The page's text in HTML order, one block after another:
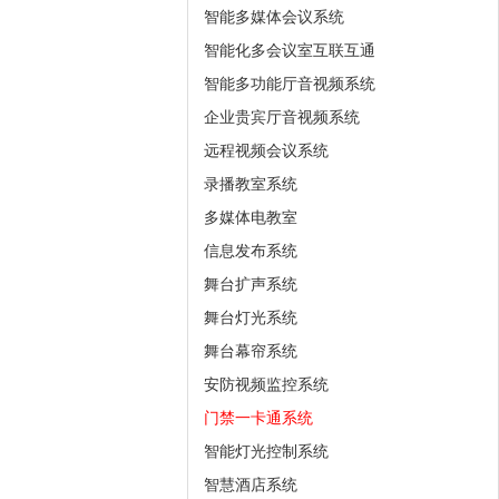
智能多媒体会议系统
智能化多会议室互联互通
智能多功能厅音视频系统
企业贵宾厅音视频系统
远程视频会议系统
录播教室系统
多媒体电教室
信息发布系统
舞台扩声系统
舞台灯光系统
舞台幕帘系统
安防视频监控系统
门禁一卡通系统
智能灯光控制系统
智慧酒店系统